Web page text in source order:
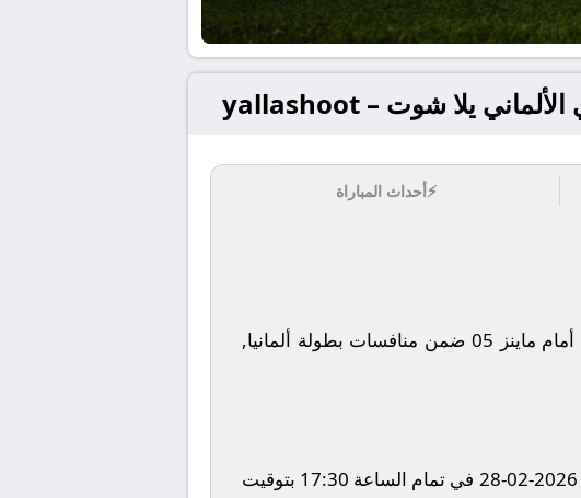
⚡أحداث المباراة
أمام ماينز 05 ضمن منافسات بطولة ألمانيا,
2026-02-28 في تمام الساعة 17:30 بتوقيت